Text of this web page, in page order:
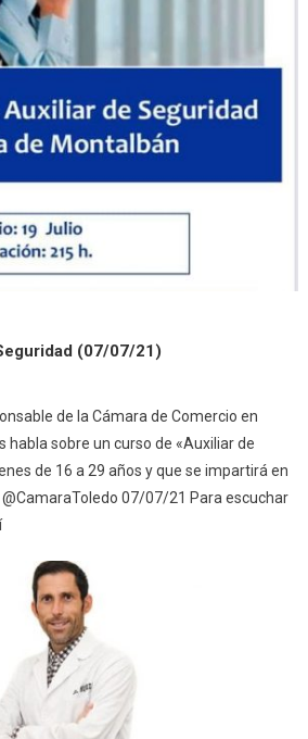
(07/07/21)
de la Cámara de Comercio en
habla sobre un curso de «Auxiliar de
de 16 a 29 años y que se impartirá en
07/07/21 Para escuchar